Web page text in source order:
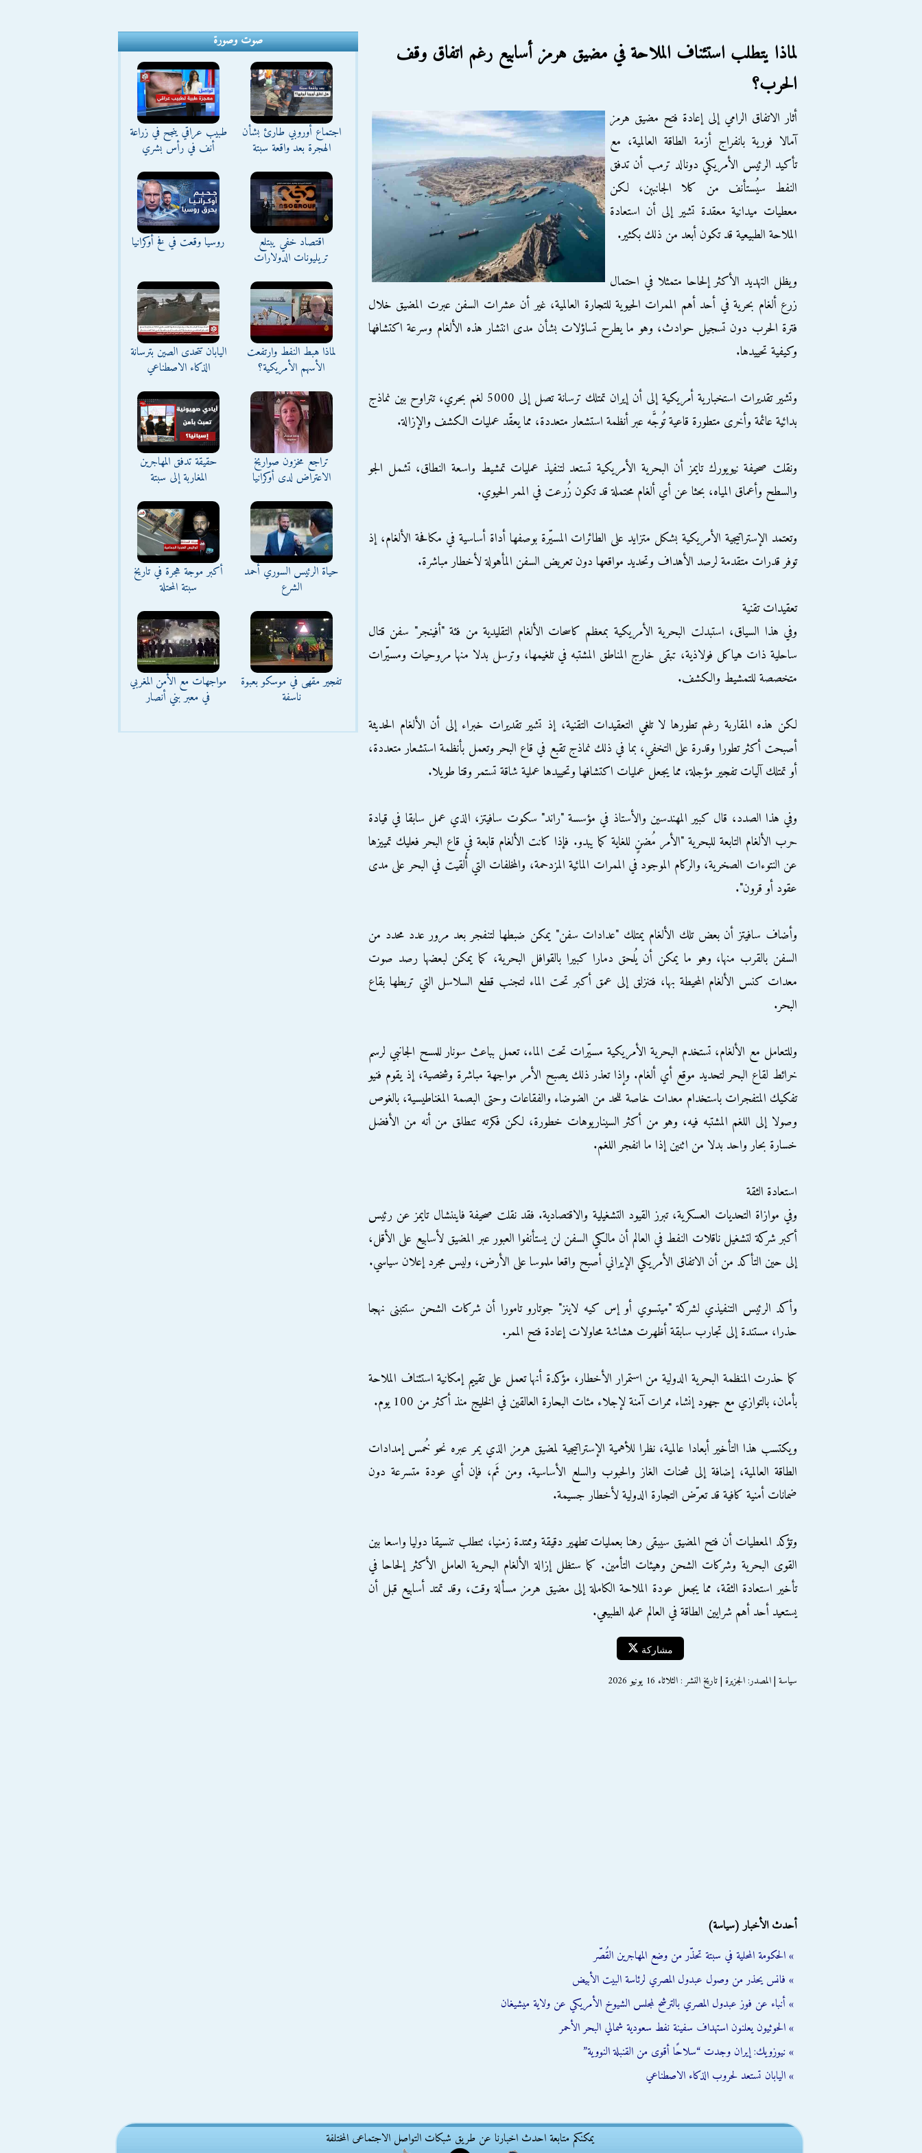
لماذا يتطلب استئناف الملاحة في مضيق هرمز أسابيع رغم اتفاق وقف
الحرب؟
أثار الاتفاق الرامي إلى إعادة فتح مضيق هرمز
آمالا فورية بانفراج أزمة الطاقة العالمية، مع
تأكيد الرئيس الأمريكي دونالد ترمب أن تدفق
النفط سيُستأنف من كلا الجانبين، لكن
معطيات ميدانية معقدة تشير إلى أن استعادة
الملاحة الطبيعية قد تكون أبعد من ذلك بكثير.
ويظل التهديد الأكثر إلحاحا متمثلا في احتمال
زرع ألغام بحرية في أحد أهم الممرات الحيوية للتجارة العالمية، غير أن عشرات السفن عبرت المضيق خلال
فترة الحرب دون تسجيل حوادث، وهو ما يطرح تساؤلات بشأن مدى انتشار هذه الألغام وسرعة اكتشافها
وكيفية تحييدها.
وتشير تقديرات استخبارية أمريكية إلى أن إيران تمتلك ترسانة تصل إلى 5000 لغم بحري، تتراوح بين نماذج
بدائية عائمة وأخرى متطورة قاعية تُوجَّه عبر أنظمة استشعار متعددة، مما يعقّد عمليات الكشف والإزالة.
ونقلت صحيفة نيويورك تايمز أن البحرية الأمريكية تستعد لتنفيذ عمليات تمشيط واسعة النطاق، تشمل الجو
والسطح وأعماق المياه، بحثا عن أي ألغام محتملة قد تكون زُرعت في الممر الحيوي.
وتعتمد الإستراتيجية الأمريكية بشكل متزايد على الطائرات المسيّرة بوصفها أداة أساسية في مكافحة الألغام، إذ
توفر قدرات متقدمة لرصد الأهداف وتحديد مواقعها دون تعريض السفن المأهولة لأخطار مباشرة.
تعقيدات تقنية
وفي هذا السياق، استبدلت البحرية الأمريكية بمعظم كاسحات الألغام التقليدية من فئة "أفينجر" سفن قتال
ساحلية ذات هياكل فولاذية، تبقى خارج المناطق المشتبه في تلغيمها، وترسل بدلا منها مروحيات ومسيّرات
متخصصة للتمشيط والكشف.
لكن هذه المقاربة رغم تطورها لا تلغي التعقيدات التقنية، إذ تشير تقديرات خبراء إلى أن الألغام الحديثة
أصبحت أكثر تطورا وقدرة على التخفي، بما في ذلك نماذج تقبع في قاع البحر وتعمل بأنظمة استشعار متعددة،
أو تمتلك آليات تفجير مؤجلة، مما يجعل عمليات اكتشافها وتحييدها عملية شاقة تستمر وقتا طويلا.
وفي هذا الصدد، قال كبير المهندسين والأستاذ في مؤسسة "راند" سكوت سافيتز، الذي عمل سابقا في قيادة
حرب الألغام التابعة للبحرية "الأمر مُضنٍ للغاية كما يبدو. فإذا كانت الألغام قابعة في قاع البحر فعليك تمييزها
عن النتوءات الصخرية، والركام الموجود في الممرات المائية المزدحمة، والمخلفات التي أُلقيت في البحر على مدى
عقود أو قرون".
وأضاف سافيتز أن بعض تلك الألغام يمتلك "عدادات سفن" يمكن ضبطها لتنفجر بعد مرور عدد محدد من
السفن بالقرب منها، وهو ما يمكن أن يُلحق دمارا كبيرا بالقوافل البحرية، كما يمكن لبعضها رصد صوت
معدات كنس الألغام المحيطة بها، فتنزلق إلى عمق أكبر تحت الماء لتجنب قطع السلاسل التي تربطها بقاع
البحر.
وللتعامل مع الألغام، تستخدم البحرية الأمريكية مسيّرات تحت الماء، تعمل بباعث سونار للمسح الجانبي لرسم
خرائط لقاع البحر لتحديد موقع أي ألغام. وإذا تعذر ذلك يصبح الأمر مواجهة مباشرة وشخصية، إذ يقوم فنيو
تفكيك المتفجرات باستخدام معدات خاصة للحد من الضوضاء والفقاعات وحتى البصمة المغناطيسية، بالغوص
وصولا إلى اللغم المشتبه فيه، وهو من أكثر السيناريوهات خطورة، لكن فكرته تنطلق من أنه من الأفضل
خسارة بحار واحد بدلا من اثنين إذا ما انفجر اللغم.
استعادة الثقة
وفي موازاة التحديات العسكرية، تبرز القيود التشغيلية والاقتصادية. فقد نقلت صحيفة فايننشال تايمز عن رئيس
أكبر شركة لتشغيل ناقلات النفط في العالم أن مالكي السفن لن يستأنفوا العبور عبر المضيق لأسابيع على الأقل،
إلى حين التأكد من أن الاتفاق الأمريكي الإيراني أصبح واقعا ملموسا على الأرض، وليس مجرد إعلان سياسي.
وأكد الرئيس التنفيذي لشركة "ميتسوي أو إس كيه لاينز" جوتارو تامورا أن شركات الشحن ستتبنى نهجا
حذرا، مستندة إلى تجارب سابقة أظهرت هشاشة محاولات إعادة فتح الممر.
كما حذرت المنظمة البحرية الدولية من استمرار الأخطار، مؤكدة أنها تعمل على تقييم إمكانية استئناف الملاحة
بأمان، بالتوازي مع جهود إنشاء ممرات آمنة لإجلاء مئات البحارة العالقين في الخليج منذ أكثر من 100 يوم.
ويكتسب هذا التأخير أبعادا عالمية، نظرا للأهمية الإستراتيجية لمضيق هرمز الذي يمر عبره نحو خُمس إمدادات
الطاقة العالمية، إضافة إلى شحنات الغاز والحبوب والسلع الأساسية. ومن ثَم، فإن أي عودة متسرعة دون
ضمانات أمنية كافية قد تعرّض التجارة الدولية لأخطار جسيمة.
وتؤكد المعطيات أن فتح المضيق سيبقى رهنا بعمليات تطهير دقيقة وممتدة زمنيا، تتطلب تنسيقا دوليا واسعا بين
القوى البحرية وشركات الشحن وهيئات التأمين. كما ستظل إزالة الألغام البحرية العامل الأكثر إلحاحا في
تأخير استعادة الثقة، مما يجعل عودة الملاحة الكاملة إلى مضيق هرمز مسألة وقت، وقد تمتد أسابيع قبل أن
يستعيد أحد أهم شرايين الطاقة في العالم عمله الطبيعي.
مشاركة
سياسة | المصدر: الجزيرة | تاريخ النشر : الثلاثاء 16 يونيو 2026
أحدث الأخبار (سياسة)
» الحكومة المحلية في سبتة تحذّر من وضع المهاجرين القُصّر
» فانس يحذر من وصول عبدول المصري لرئاسة البيت الأبيض
» أنباء عن فوز عبدول المصري بالترشح لمجلس الشيوخ الأمريكي عن ولاية ميشيغان
» الحوثيون يعلنون استهداف سفينة نفط سعودية شمالي البحر الأحمر
» نيوزويك: إيران وجدت “سلاحًا أقوى من القنبلة النووية”
» اليابان تستعد لحروب الذكاء الاصطناعي
صوت وصورة
اجتماع أوروبي طارئ بشأن
الهجرة بعد واقعة سبتة
طبيب عراقي ينجح في زراعة
أنف في رأس بشري
اقتصاد خفي يبتلع
تريليونات الدولارات
روسيا وقعت في فخ أوكرانيا
لماذا هبط النفط وارتفعت
الأسهم الأمريكية؟
اليابان تتحدى الصين بترسانة
الذكاء الاصطناعي
تراجع مخزون صواريخ
الاعتراض لدى أوكرانيا
حقيقة تدفق المهاجرين
المغاربة إلى سبتة
حياة الرئيس السوري أحمد
الشرع
أكبر موجة هجرة في تاريخ
سبتة المحتلة
تفجير مقهى في موسكو بعبوة
ناسفة
مواجهات مع الأمن المغربي
في معبر بني أنصار
يمكنكم متابعة احدث اخبارنا عن طريق شبكات التواصل الاجتماعى المختلفة